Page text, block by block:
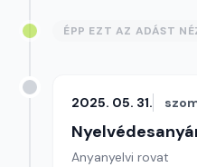
ÉPP EZT AZ ADÁST
2025. 05. 31.
Anyanyelvi rovat